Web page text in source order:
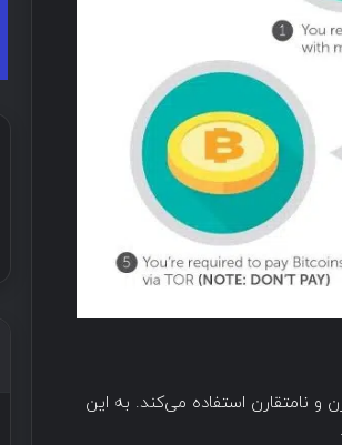
و نامتقارن استفاده می‌کند. به این